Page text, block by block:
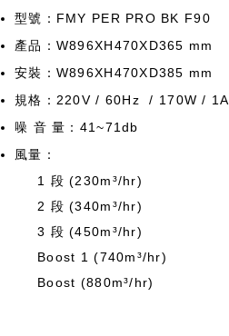
型號：FMY PER PRO BK F90
產品：W896XH470XD365 mm
安裝：W896XH470XD385 mm
規格：220V / 60Hz / 170W / 1A
噪 音 量：41~71db
風量：
1 段 (230m³/hr)
2 段 (340m³/hr)
3 段 (450m³/hr)
Boost 1 (740m³/hr)
Boost (880m³/hr)